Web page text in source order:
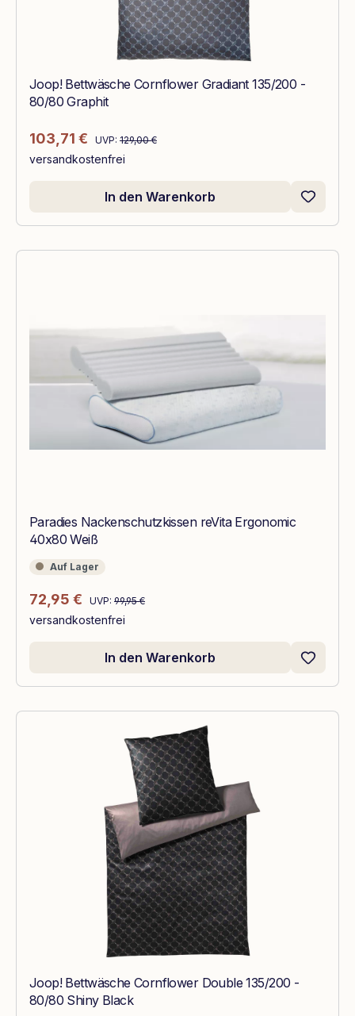
Joop! Bettwäsche Cornflower Gradiant 135/200 -
80/80 Graphit
Verkaufspreis:
103,71 € Regulärer Preis:
UVP: 129,00 €
versandkostenfrei
In den Warenkorb
Paradies Nackenschutzkissen reVita Ergonomic
40x80 Weiß
Auf Lager
Auf Lager
Verkaufspreis:
72,95 € Regulärer Preis:
UVP: 99,95 €
versandkostenfrei
In den Warenkorb
Joop! Bettwäsche Cornflower Double 135/200 -
80/80 Shiny Black